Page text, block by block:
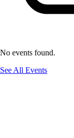
No events found.
See All Events